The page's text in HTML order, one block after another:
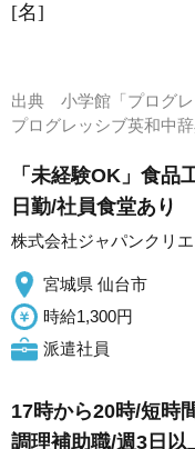
[名]
出典 小学館「プログ
プログレッシブ英和中
「未経験OK」食品
日勤/社員食堂あり
株式会社ジャパンクリ
宮城県 仙台市
時給1,300円
派遣社員
17時から20時/短時
調理補助職/週3日以